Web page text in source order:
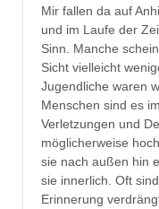
Mir fallen da auf
und im Laufe der
Sinn. Manche
Sicht vielleicht
Jugendliche waren
Menschen sind es
Verletzungen und
möglicherweise
sie nach außen hin
sie innerlich. Oft
Erinnerung